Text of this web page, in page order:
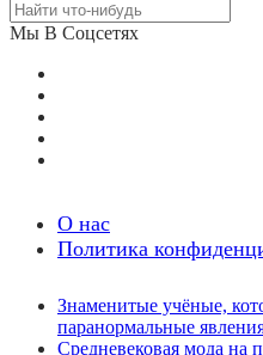
Мы В Соцсетях
О нас
Политика
Знаменитые учёные,
паранормальные
Средневековая мода на